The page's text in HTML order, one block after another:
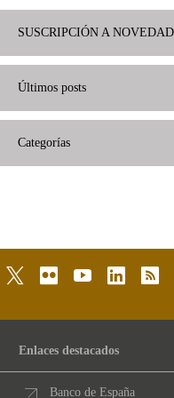
SUSCRIPCIÓN A
Últimos posts
Categorías
twitterflickr youtubelinkedinrss
Enlaces destacados
Banco de España